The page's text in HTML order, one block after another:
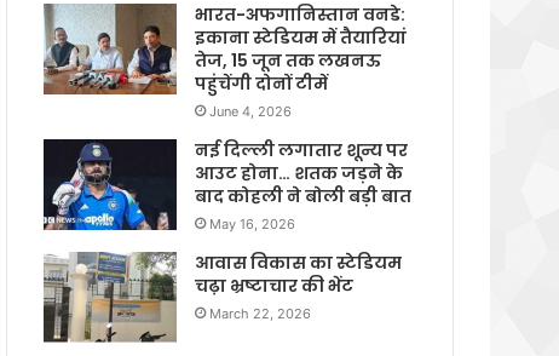
भारत-अफगानिस्तान वनडे:
इकाना स्टेडियम में तैयारियां
तेज, 15 जून तक लखनऊ
पहुंचेंगी दोनों टीमें
June 4, 2026
नई दिल्ली लगातार शून्य पर
आउट होना… शतक जड़ने के
बाद कोहली ने बोली बड़ी बात
May 16, 2026
आवास विकास का स्टेडियम
चढ़ा भ्रष्टाचार की भेंट
March 22, 2026